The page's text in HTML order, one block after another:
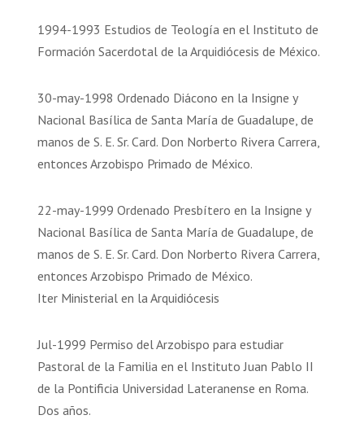
1994-1993 Estudios de Teología en el Instituto de
Formación Sacerdotal de la Arquidiócesis de México.
30-may-1998 Ordenado Diácono en la Insigne y
Nacional Basílica de Santa María de Guadalupe, de
manos de S. E. Sr. Card. Don Norberto Rivera Carrera,
entonces Arzobispo Primado de México.
22-may-1999 Ordenado Presbítero en la Insigne y
Nacional Basílica de Santa María de Guadalupe, de
manos de S. E. Sr. Card. Don Norberto Rivera Carrera,
entonces Arzobispo Primado de México.
Iter Ministerial en la Arquidiócesis
Jul-1999 Permiso del Arzobispo para estudiar
Pastoral de la Familia en el Instituto Juan Pablo II
de la Pontificia Universidad Lateranense en Roma.
Dos años.